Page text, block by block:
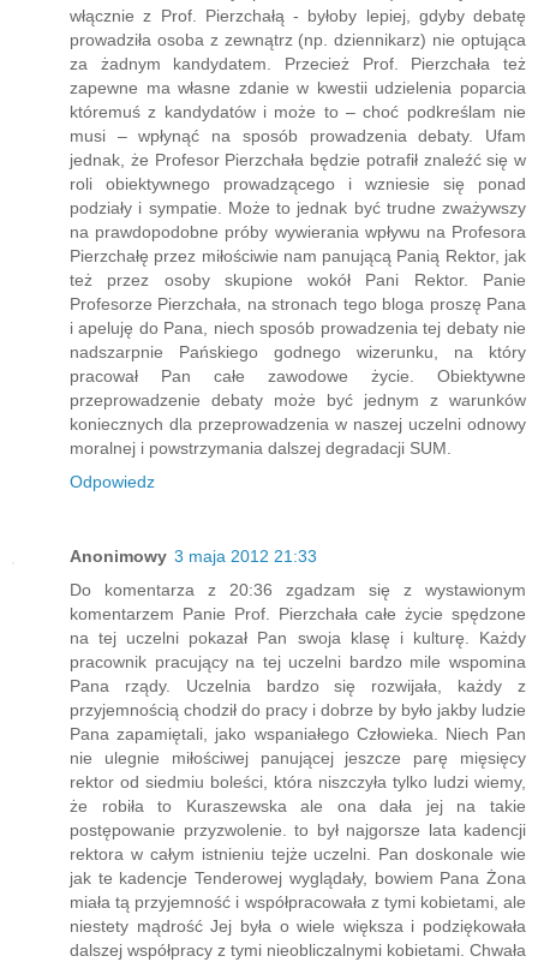
włącznie z Prof. Pierzchałą - byłoby lepiej, gdyby debatę
prowadziła osoba z zewnątrz (np. dziennikarz) nie optująca
za żadnym kandydatem. Przecież Prof. Pierzchała też
zapewne ma własne zdanie w kwestii udzielenia poparcia
któremuś z kandydatów i może to – choć podkreślam nie
musi – wpłynąć na sposób prowadzenia debaty. Ufam
jednak, że Profesor Pierzchała będzie potrafił znaleźć się w
roli obiektywnego prowadzącego i wzniesie się ponad
podziały i sympatie. Może to jednak być trudne zważywszy
na prawdopodobne próby wywierania wpływu na Profesora
Pierzchałę przez miłościwie nam panującą Panią Rektor, jak
też przez osoby skupione wokół Pani Rektor. Panie
Profesorze Pierzchała, na stronach tego bloga proszę Pana
i apeluję do Pana, niech sposób prowadzenia tej debaty nie
nadszarpnie Pańskiego godnego wizerunku, na który
pracował Pan całe zawodowe życie. Obiektywne
przeprowadzenie debaty może być jednym z warunków
koniecznych dla przeprowadzenia w naszej uczelni odnowy
moralnej i powstrzymania dalszej degradacji SUM.
Odpowiedz
Anonimowy 3 maja 2012 21:33
Do komentarza z 20:36 zgadzam się z wystawionym
komentarzem Panie Prof. Pierzchała całe życie spędzone
na tej uczelni pokazał Pan swoja klasę i kulturę. Każdy
pracownik pracujący na tej uczelni bardzo mile wspomina
Pana rządy. Uczelnia bardzo się rozwijała, każdy z
przyjemnością chodził do pracy i dobrze by było jakby ludzie
Pana zapamiętali, jako wspaniałego Człowieka. Niech Pan
nie ulegnie miłościwej panującej jeszcze parę mięsięcy
rektor od siedmiu boleści, która niszczyła tylko ludzi wiemy,
że robiła to Kuraszewska ale ona dała jej na takie
postępowanie przyzwolenie. to był najgorsze lata kadencji
rektora w całym istnieniu tejże uczelni. Pan doskonale wie
jak te kadencje Tenderowej wyglądały, bowiem Pana Żona
miała tą przyjemność i współpracowała z tymi kobietami, ale
niestety mądrość Jej była o wiele większa i podziękowała
dalszej współpracy z tymi nieobliczalnymi kobietami. Chwała